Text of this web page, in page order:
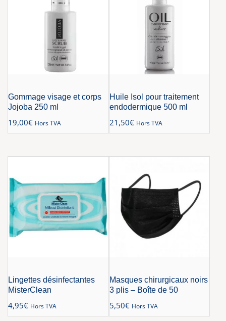
Gommage visage et corps
Jojoba 250 ml
19,00€ Hors TVA
Huile Isol pour traitement
endodermique 500 ml
21,50€ Hors TVA
Lingettes désinfectantes
MisterClean
4,95€ Hors TVA
Masques chirurgicaux noirs
3 plis – Boîte de 50
5,50€ Hors TVA